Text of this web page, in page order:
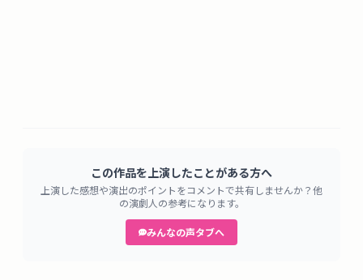
この作品を上演したことがある方へ
上演した感想や演出のポイントをコメントで共有しませんか？他
の演劇人の参考になります。
みんなの声タブへ